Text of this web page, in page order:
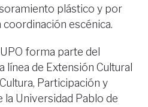
plástico y por
coordinación escénica.
forma parte del
línea de Extensión Cultural
Participación y
Universidad Pablo de